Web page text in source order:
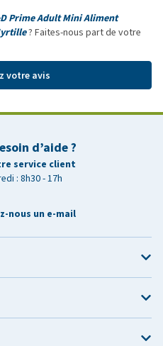
Prime Adult Mini Aliment
? Faites-nous part de votre
votre avis
d’aide ?
service client
: 8h30 - 17h
nous un e-mail